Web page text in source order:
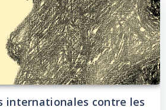
internationales contre les